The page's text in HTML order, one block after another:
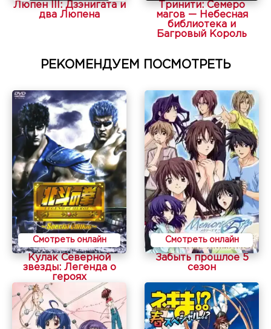
Люпен III: Дзэнигата и
два Люпена
Тринити: Семеро
магов — Небесная
библиотека и
Багровый Король
РЕКОМЕНДУЕМ ПОСМОТРЕТЬ
Смотреть онлайн
Кулак Северной
звезды: Легенда о
героях
Смотреть онлайн
Забыть прошлое 5
сезон